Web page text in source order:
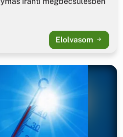
Elolvasom